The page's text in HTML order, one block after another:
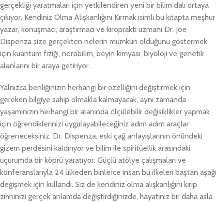
gerçekliği yaratmaları için yetkilendiren yeni bir bilim dalı ortaya
çıkıyor. Kendiniz Olma Alışkanlığını Kırmak isimli bu kitapta meşhur
yazar, konuşmacı, araştırmacı ve kiroprakti uzmanı Dr. Joe
Dispenza size gerçekten nelerin mümkün olduğunu göstermek
için kuantum fiziği, nörobilim, beyin kimyası, biyoloji ve genetik
alanlarını bir araya getiriyor.
Yalnızca benliğinizin herhangi bir özelliğini değiştirmek için
gereken bilgiye sahip olmakla kalmayacak, aynı zamanda
yaşamınızın herhangi bir alanında ölçülebilir değisiklikler yapmak
için öğrendiklerinizi uygulayabileceğiniz adım adım araçlar
öğreneceksiniz. Dr. Dispenza, eski çağ anlayışlarının önündeki
gizem perdesini kaldırıyor ve bilim ile spiritüellik arasındaki
uçurumda bir köprü yaratıyor. Güçlü atölye çalışmaları ve
konferanslarıyla 24 ülkeden binlerce insan bu ilkeleri baştan aşağı
degişmek için kullandı. Siz de kendiniz olma alışkanlığını kırıp
zihninizi gerçek anlamda değiştirdiğinizde, hayatınız bir daha asla